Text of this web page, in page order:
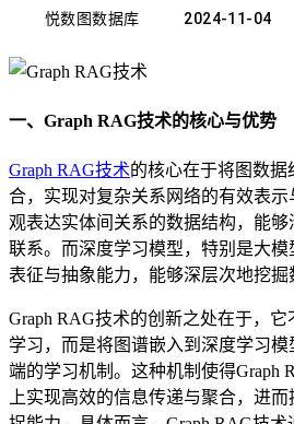
悦数图数据库 2024-11-04
一、Graph RAG技术的核心与优势
Graph RAG技术的核心在于将图数
合，实现对复杂关系网络的有效表
观表达实体间关系的数据结构，能
联系。而深度学习模型，特别是大
表征与抽象能力，能够深层次地挖掘
Graph RAG技术的创新之处在于，
学习，而是将图谱嵌入到深度学习模
端的学习机制。这种机制使得Graph
上实现高效的信息传递与聚合，进